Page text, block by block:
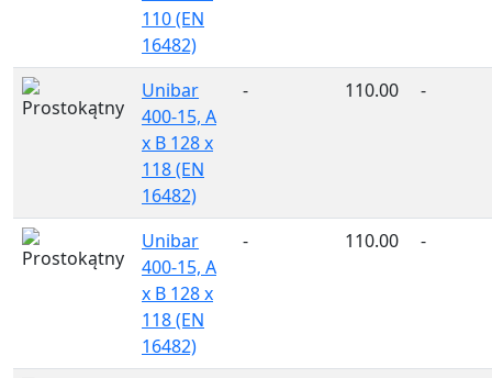
110 (EN
16482)
Unibar
400-15, A
x B 128 x
118 (EN
16482)
- 110.00 -
Unibar
400-15, A
x B 128 x
118 (EN
16482)
- 110.00 -